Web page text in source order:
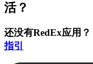
活？
还没有RedEx应用？
指引